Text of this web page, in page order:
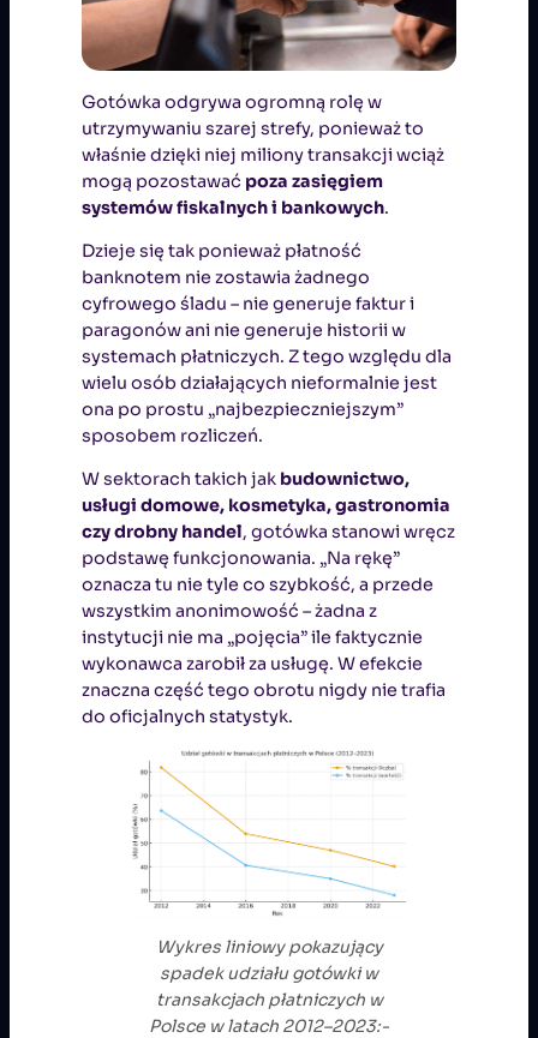
Gotówka odgrywa ogromną rolę w
utrzymywaniu szarej strefy, ponieważ to
właśnie dzięki niej miliony transakcji wciąż
mogą pozostawać poza zasięgiem
systemów fiskalnych i bankowych.
Dzieje się tak ponieważ płatność
banknotem nie zostawia żadnego
cyfrowego śladu – nie generuje faktur i
paragonów ani nie generuje historii w
systemach płatniczych. Z tego względu dla
wielu osób działających nieformalnie jest
ona po prostu „najbezpieczniejszym”
sposobem rozliczeń.
W sektorach takich jak budownictwo,
usługi domowe, kosmetyka, gastronomia
czy drobny handel, gotówka stanowi wręcz
podstawę funkcjonowania. „Na rękę”
oznacza tu nie tyle co szybkość, a przede
wszystkim anonimowość – żadna z
instytucji nie ma „pojęcia” ile faktycznie
wykonawca zarobił za usługę. W efekcie
znaczna część tego obrotu nigdy nie trafia
do oficjalnych statystyk.
Wykres liniowy pokazujący
spadek udziału gotówki w
transakcjach płatniczych w
Polsce w latach 2012–2023:-